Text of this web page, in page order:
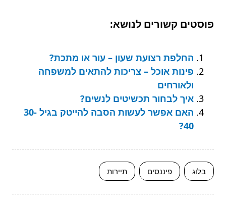
פוסטים קשורים לנושא:
החלפת רצועת שעון – עור או מתכת?
פינות אוכל – צריכות להתאים למשפחה
ולאורחים
איך לבחור תכשיטים לנשים?
האם אפשר לעשות הסבה להייטק בגיל 30-
40?
בלוג פיננסים תיירות